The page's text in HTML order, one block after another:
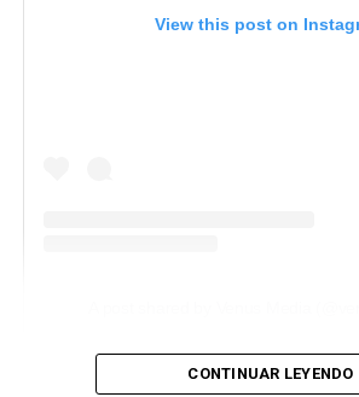
View this post on
CONTINUAR LEYENDO